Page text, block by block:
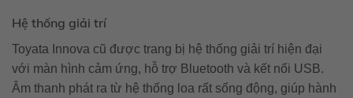
Hệ thống giải trí
Toyata Innova cũ được trang bị hệ thống giải trí hiện đại
với màn hình cảm ứng, hỗ trợ Bluetooth và kết nối USB.
Âm thanh phát ra từ hệ thống loa rất sống động, giúp hành